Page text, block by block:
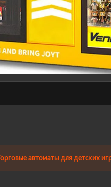
Торговые автоматы для детских